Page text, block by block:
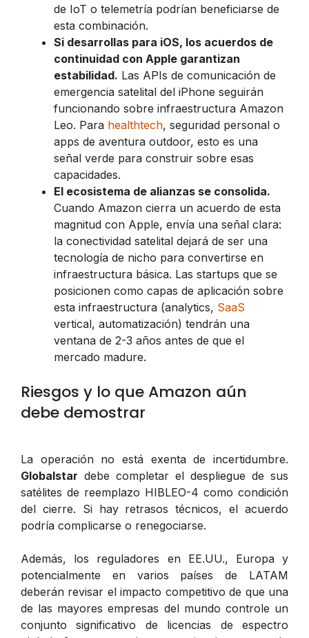
de IoT o telemetría podrían beneficiarse de
esta combinación.
Si desarrollas para iOS, los acuerdos de
continuidad con Apple garantizan
estabilidad. Las APIs de comunicación de
emergencia satelital del iPhone seguirán
funcionando sobre infraestructura Amazon
Leo. Para healthtech, seguridad personal o
apps de aventura outdoor, esto es una
señal verde para construir sobre esas
capacidades.
El ecosistema de alianzas se consolida.
Cuando Amazon cierra un acuerdo de esta
magnitud con Apple, envía una señal clara:
la conectividad satelital dejará de ser una
tecnología de nicho para convertirse en
infraestructura básica. Las startups que se
posicionen como capas de aplicación sobre
esta infraestructura (analytics, SaaS
vertical, automatización) tendrán una
ventana de 2-3 años antes de que el
mercado madure.
Riesgos y lo que Amazon aún
debe demostrar
La operación no está exenta de incertidumbre.
Globalstar debe completar el despliegue de sus
satélites de reemplazo HIBLEO-4 como condición
del cierre. Si hay retrasos técnicos, el acuerdo
podría complicarse o renegociarse.
Además, los reguladores en EE.UU., Europa y
potencialmente en varios países de LATAM
deberán revisar el impacto competitivo de que una
de las mayores empresas del mundo controle un
conjunto significativo de licencias de espectro